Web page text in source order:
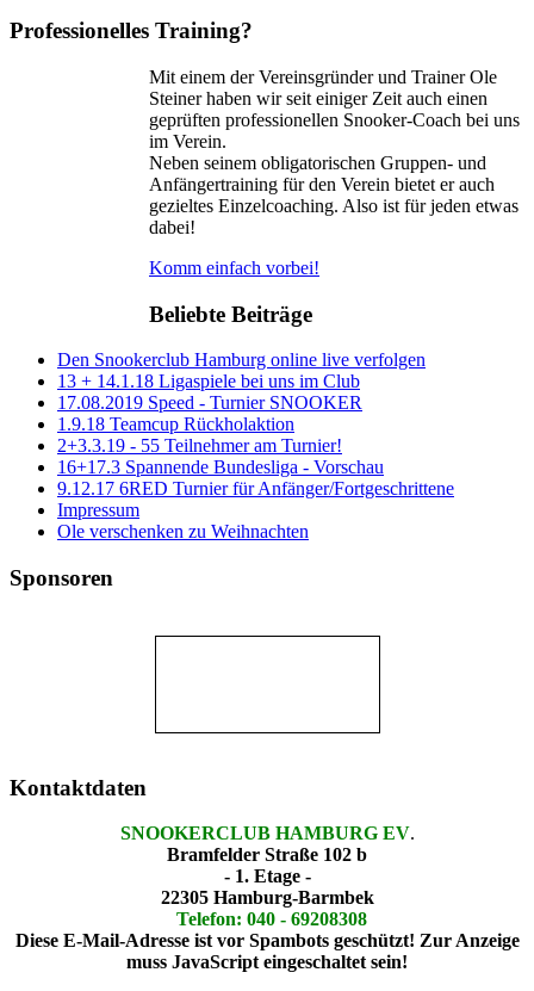
Professionelles Training?
Mit einem der Vereinsgründer und Trainer Ole
Steiner haben wir seit einiger Zeit auch einen
geprüften professionellen Snooker-Coach bei uns
im Verein.
Neben seinem obligatorischen Gruppen- und
Anfängertraining für den Verein bietet er auch
gezieltes Einzelcoaching. Also ist für jeden etwas
dabei!
Komm einfach vorbei!
Beliebte Beiträge
Den Snookerclub Hamburg online live verfolgen
13 + 14.1.18 Ligaspiele bei uns im Club
17.08.2019 Speed - Turnier SNOOKER
1.9.18 Teamcup Rückholaktion
2+3.3.19 - 55 Teilnehmer am Turnier!
16+17.3 Spannende Bundesliga - Vorschau
9.12.17 6RED Turnier für Anfänger/Fortgeschrittene
Impressum
Ole verschenken zu Weihnachten
Sponsoren
Kontaktdaten
SNOOKERCLUB HAMBURG EV.
Bramfelder Straße 102 b
- 1. Etage -
22305 Hamburg-Barmbek
Telefon: 040 - 69208308
Diese E-Mail-Adresse ist vor Spambots geschützt! Zur Anzeige
muss JavaScript eingeschaltet sein!